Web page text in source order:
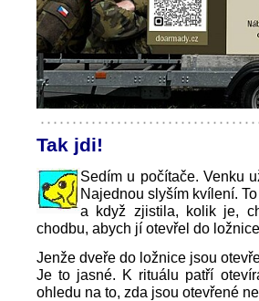
Tak jdi!
Sedím u počítače. Venku
Najednou slyším kvílení.
a když zjistila, kolik je,
chodbu, abych jí otevřel do
Jenže dveře do ložnice jsou
Je to jasné. K rituálu patří
ohledu na to, zda jsou otevřené